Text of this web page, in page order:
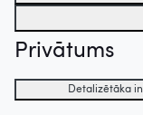
Privātums
Detalizētāka